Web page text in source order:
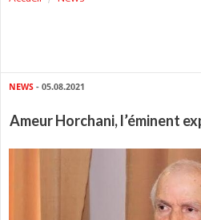
NEWS - 05.08.2021
Ameur Horchani, l’éminent